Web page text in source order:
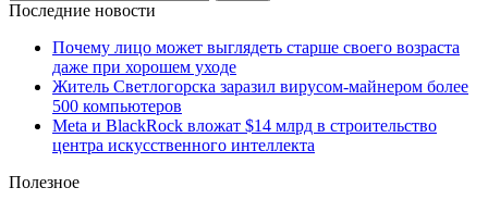
Последние новости
Почему лицо может выглядеть старше своего возраста
даже при хорошем уходе
Житель Светлогорска заразил вирусом-майнером более
500 компьютеров
Meta и BlackRock вложат $14 млрд в строительство
центра искусственного интеллекта
Полезное